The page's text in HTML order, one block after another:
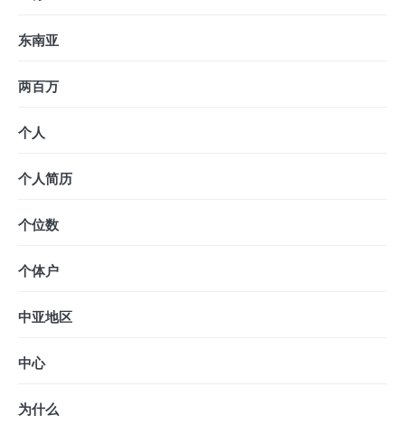
东南亚
两百万
个人
个人简历
个位数
个体户
中亚地区
中心
为什么